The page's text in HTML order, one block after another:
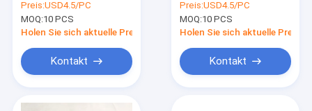
Preis:USD4.5/PC
MOQ:10 PCS
Holen Sie sich aktuelle Preis
Kontakt
elektrisch für
gefährlichen Bereich
IP65
Preis:USD4.5/PC
MOQ:10 PCS
Holen Sie sich aktuelle Preis
Kontakt